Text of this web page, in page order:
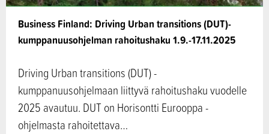
Business Finland: Driving Urban transitions (DUT)-
kumppanuusohjelman rahoitushaku 1.9.-17.11.2025
Driving Urban transitions (DUT) -
kumppanuusohjelmaan liittyvä rahoitushaku vuodelle
2025 avautuu. DUT on Horisontti Eurooppa -
ohjelmasta rahoitettava…